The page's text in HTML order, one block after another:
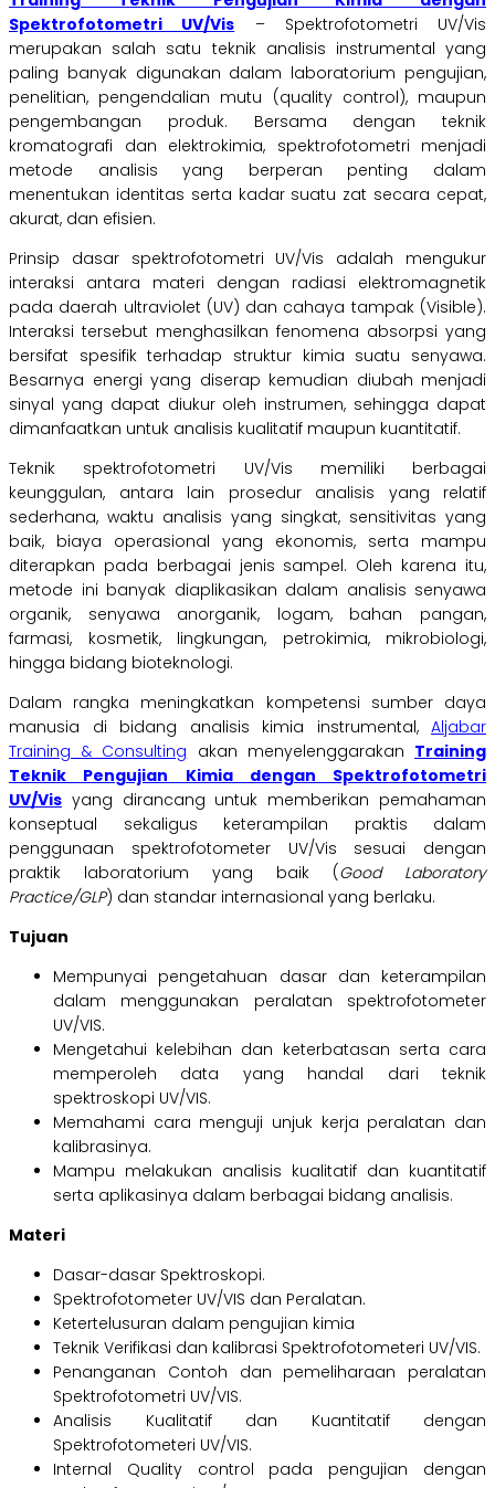
Spektrofotometri UV/Vis – Spektrofotometri UV/Vis
merupakan salah satu teknik analisis instrumental yang
paling banyak digunakan dalam laboratorium pengujian,
penelitian, pengendalian mutu (quality control), maupun
pengembangan produk. Bersama dengan teknik
kromatografi dan elektrokimia, spektrofotometri menjadi
metode analisis yang berperan penting dalam
menentukan identitas serta kadar suatu zat secara cepat,
akurat, dan efisien.
Prinsip dasar spektrofotometri UV/Vis adalah mengukur
interaksi antara materi dengan radiasi elektromagnetik
pada daerah ultraviolet (UV) dan cahaya tampak (Visible).
Interaksi tersebut menghasilkan fenomena absorpsi yang
bersifat spesifik terhadap struktur kimia suatu senyawa.
Besarnya energi yang diserap kemudian diubah menjadi
sinyal yang dapat diukur oleh instrumen, sehingga dapat
dimanfaatkan untuk analisis kualitatif maupun kuantitatif.
Teknik spektrofotometri UV/Vis memiliki berbagai
keunggulan, antara lain prosedur analisis yang relatif
sederhana, waktu analisis yang singkat, sensitivitas yang
baik, biaya operasional yang ekonomis, serta mampu
diterapkan pada berbagai jenis sampel. Oleh karena itu,
metode ini banyak diaplikasikan dalam analisis senyawa
organik, senyawa anorganik, logam, bahan pangan,
farmasi, kosmetik, lingkungan, petrokimia, mikrobiologi,
hingga bidang bioteknologi.
Dalam rangka meningkatkan kompetensi sumber daya
manusia di bidang analisis kimia instrumental, Aljabar
Training & Consulting akan menyelenggarakan Training
Teknik Pengujian Kimia dengan Spektrofotometri
UV/Vis yang dirancang untuk memberikan pemahaman
konseptual sekaligus keterampilan praktis dalam
penggunaan spektrofotometer UV/Vis sesuai dengan
praktik laboratorium yang baik (Good Laboratory
Practice/GLP) dan standar internasional yang berlaku.
Tujuan
Mempunyai pengetahuan dasar dan keterampilan
dalam menggunakan peralatan spektrofotometer
UV/VIS.
Mengetahui kelebihan dan keterbatasan serta cara
memperoleh data yang handal dari teknik
spektroskopi UV/VIS.
Memahami cara menguji unjuk kerja peralatan dan
kalibrasinya.
Mampu melakukan analisis kualitatif dan kuantitatif
serta aplikasinya dalam berbagai bidang analisis.
Materi
Dasar-dasar Spektroskopi.
Spektrofotometer UV/VIS dan Peralatan.
Ketertelusuran dalam pengujian kimia
Teknik Verifikasi dan kalibrasi Spektrofotometeri UV/VIS.
Penanganan Contoh dan pemeliharaan peralatan
Spektrofotometri UV/VIS.
Analisis Kualitatif dan Kuantitatif dengan
Spektrofotometeri UV/VIS.
Internal Quality control pada pengujian dengan